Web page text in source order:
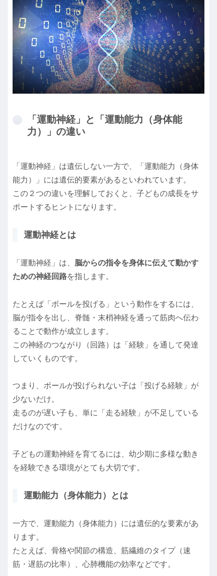
「運動神経」と「運動能力（身体能
力）」の違い
「運動神経」は遺伝しない一方で、「運動能力（身体
能力）」には遺伝的要素があるといわれています。
この２つの違いを理解しておくと、子どもの成長をサ
ポートするヒントになります。
運動神経とは
「運動神経」は、 脳からの指令を身体に伝えて動かす
ための神経回路を指します。
たとえば「ボールを投げる」という動作をするには、
脳が指令を出し、脊髄・末梢神経を通って筋肉へ伝わ
ることで動作が成立します。
この神経のつながり（回路）は「経験」を通して発達
していくものです。
つまり、ボールが投げられない子は「投げる経験」が
少ないだけ。
走るのが遅い子も、単に「走る経験」が不足している
だけなのです。
子どもの運動神経を育てるには、幼少期に多様な動き
を経験できる環境がとても大切です。
運動能力（身体能力）とは
一方で、運動能力（身体能力）には遺伝的な要素があ
ります。
たとえば、骨格や関節の構造、筋繊維のタイプ（速
筋・遅筋の比率）、心肺機能の効率などです。